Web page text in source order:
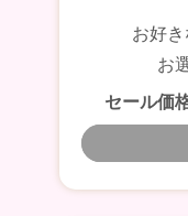
お好
お
セール価